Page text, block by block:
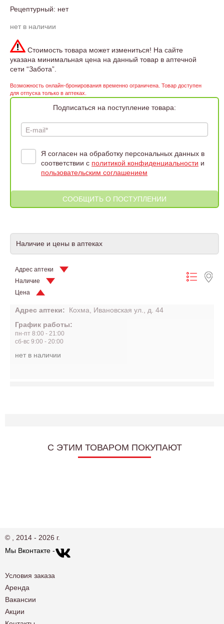
Рецептурный: нет
нет в наличии
Стоимость товара может измениться! На сайте
указана минимальная цена на данный товар в аптечной
сети “Забота”.
Возможность онлайн-бронирования временно ограничена. Товар доступен
для отпуска только в аптеках.
Подписаться на поступление товара:
E-mail*
Я согласен на обработку персональных данных в
соответствии с политикой конфиденциальности и
пользовательским соглашением
Наличие и цены в аптеках
Адрес аптеки
Наличие
Цена
Адрес аптеки:
Кохма, Ивановская ул., д. 44
График работы:
пн-пт 8:00 - 21:00
сб-вс 9:00 - 20:00
нет в наличии
C ЭТИМ ТОВАРОМ ПОКУПАЮТ
© , 2014 - 2026 г.
Мы Вконтакте -
Условия заказа
Аренда
Вакансии
Акции